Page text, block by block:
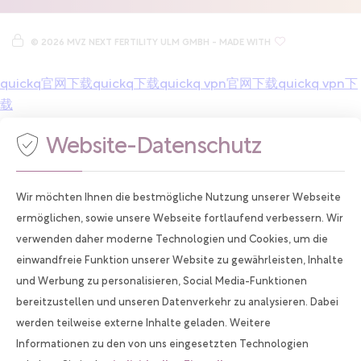
Termine nur nach Vereinbarung und Absprache. Wir haben im
Augenblick geöffnet und sind noch4 Stunden und 59 Minuten
Mail
.
© 2026 MVZ NEXT FERTILITY ULM GMBH - MADE WITH
quickq官网下载quickq下载quickq vpn官网下载quickq vpn下
载
Website-Datenschutz
Wir möchten Ihnen die bestmögliche Nutzung unserer Webseite
ermöglichen, sowie unsere Webseite fortlaufend verbessern. Wir
verwenden daher moderne Technologien und Cookies, um die
einwandfreie Funktion unserer Website zu gewährleisten, Inhalte
und Werbung zu personalisieren, Social Media-Funktionen
bereitzustellen und unseren Datenverkehr zu analysieren. Dabei
werden teilweise externe Inhalte geladen. Weitere
Informationen zu den von uns eingesetzten Technologien